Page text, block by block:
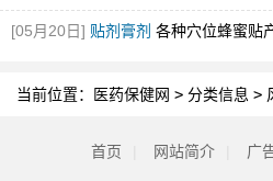
[05月20日] 贴剂膏剂 各种穴位蜂蜜贴
当前位置： 医药保健网 > 分类信息 >
首页 网站简介 广